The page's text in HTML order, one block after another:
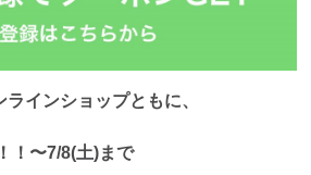
インショップともに、
！〜7/8(土)まで